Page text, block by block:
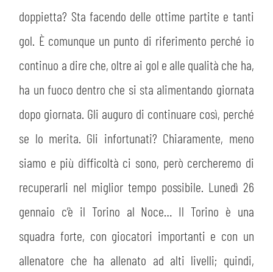
doppietta? Sta facendo delle ottime partite e tanti
gol. È comunque un punto di riferimento perché io
continuo a dire che, oltre ai gol e alle qualità che ha,
ha un fuoco dentro che si sta alimentando giornata
dopo giornata. Gli auguro di continuare così, perché
se lo merita. Gli infortunati? Chiaramente, meno
siamo e più difficoltà ci sono, però cercheremo di
recuperarli nel miglior tempo possibile. Lunedì 26
gennaio c’è il Torino al Noce… Il Torino è una
squadra forte, con giocatori importanti e con un
allenatore che ha allenato ad alti livelli; quindi,